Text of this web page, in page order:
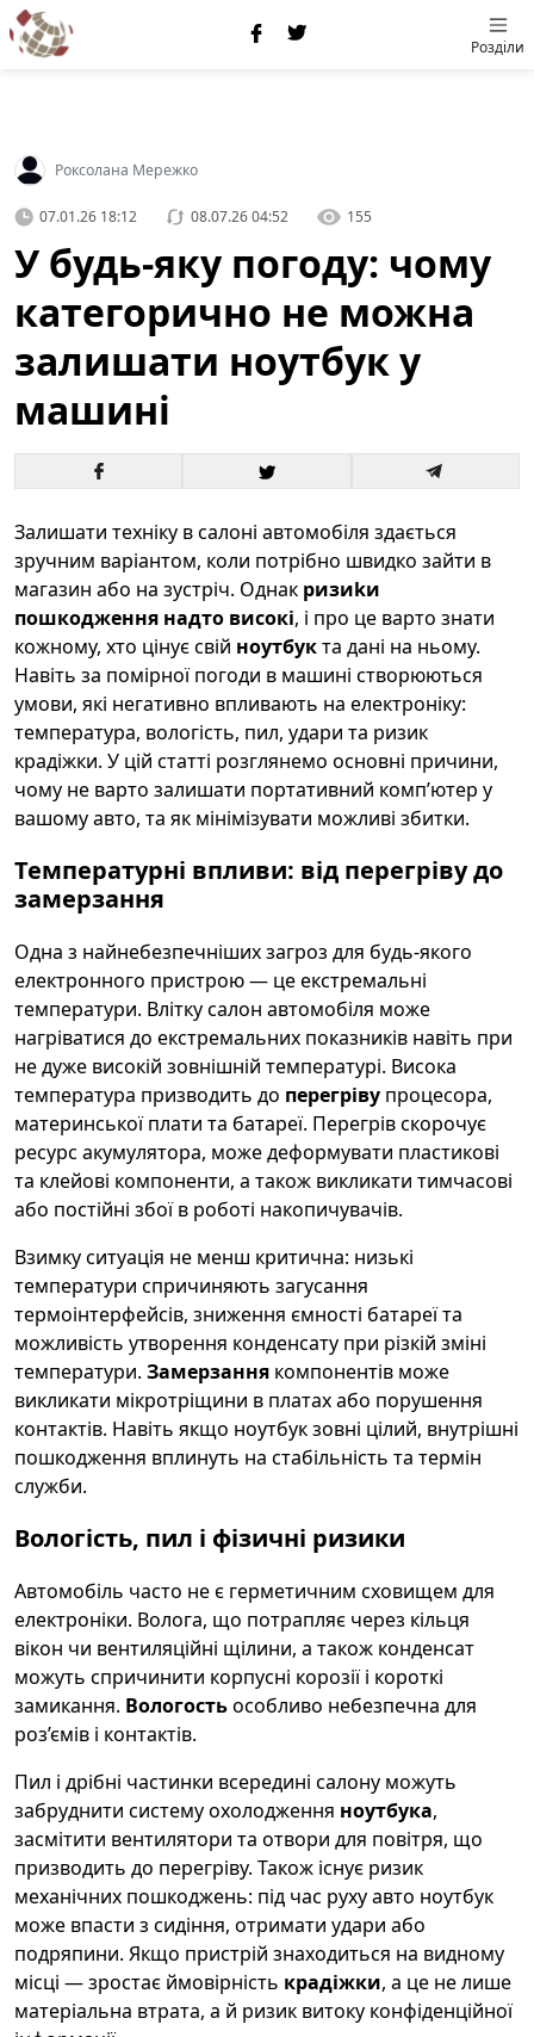
Розділи
Роксолана Мережко
07.01.26 18:12 08.07.26 04:52 155
У будь-яку погоду: чому
категорично не можна
залишати ноутбук у
машині
Залишати техніку в салоні автомобіля здається
зручним варіантом, коли потрібно швидко зайти в
магазин або на зустріч. Однак ризиkи
пошкодження надто високі, і про це варто знати
кожному, хто цінує свій ноутбукта дані на ньому.
Навіть за помірної погоди в машині створюються
умови, які негативно впливають на електроніку:
температура, вологість, пил, удари та ризик
крадіжки. У цій статті розглянемо основні причини,
чому не варто залишати портативний комп’ютер у
вашому авто, та як мінімізувати можливі збитки.
Температурні впливи: від перегріву до
замерзання
Одна з найнебезпечніших загроз для будь-якого
електронного пристрою — це екстремальні
температури. Влітку салон автомобіля може
нагріватися до екстремальних показників навіть при
не дуже високій зовнішній температурі. Висока
температура призводить до перегріву процесора,
материнської плати та батареї. Перегрів скорочує
ресурс акумулятора, може деформувати пластикові
та клейові компоненти, а також викликати тимчасові
або постійні збої в роботі накопичувачів.
Взимку ситуація не менш критична: низькі
температури спричиняють загусання
термоінтерфейсів, зниження ємності батареї та
можливість утворення конденсату при різкій зміні
температури. Замерзання компонентів може
викликати мікротріщини в платах або порушення
контактів. Навіть якщо ноутбук зовні цілий, внутрішні
пошкодження вплинуть на стабільність та термін
служби.
Вологість, пил і фізичні ризики
Автомобіль часто не є герметичним сховищем для
електроніки. Волога, що потрапляє через кільця
вікон чи вентиляційні щілини, а також конденсат
можуть спричинити корпусні корозії і короткі
замикання. Вологостьособливо небезпечна для
роз’ємів і контактів.
Пил і дрібні частинки всередині салону можуть
забруднити систему охолодження ноутбука,
засмітити вентилятори та отвори для повітря, що
призводить до перегріву. Також існує ризик
механічних пошкоджень: під час руху авто ноутбук
може впасти з сидіння, отримати удари або
подряпини. Якщо пристрій знаходиться на видному
місці — зростає ймовірність крадіжки, а це не лише
матеріальна втрата, а й ризик витоку конфіденційної